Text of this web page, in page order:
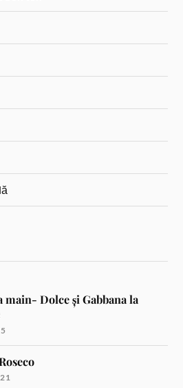
main- Dolce și Gabbana la